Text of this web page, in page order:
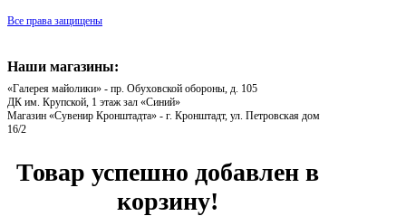
Все права защищены
Наши магазины:
«Галерея майолики» - пр. Обуховской обороны, д. 105
ДК им. Крупской, 1 этаж зал «Синий»
Магазин «Сувенир Кронштадта» - г. Кронштадт, ул. Петровская дом
16/2
Товар успешно добавлен в
корзину!